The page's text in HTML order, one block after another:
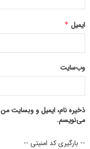
ایمیل *
وب‌سایت
ذخیره نام، ایمیل و وبسایت من
می‌نویسم.
-- بارگیری کد امنیتی --